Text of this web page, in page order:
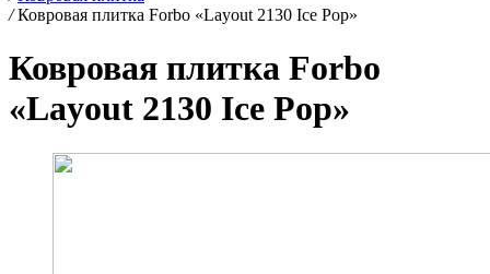
/ Ковровая плитка Forbo «Layout 2130 Ice Pop»
Ковровая плитка Forbo
«Layout 2130 Ice Pop»